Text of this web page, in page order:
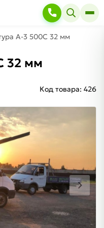
A-3 500C 32 мм
32 мм
Код товара: 426